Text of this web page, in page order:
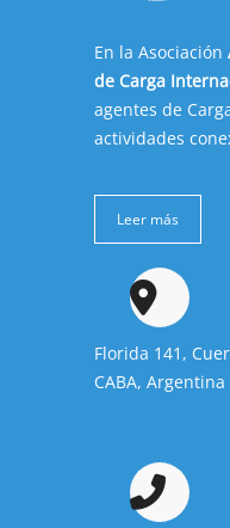
En la Asociación
de Carga
agentes de
actividades
Leer más
Florida 141,
CABA, Argentina